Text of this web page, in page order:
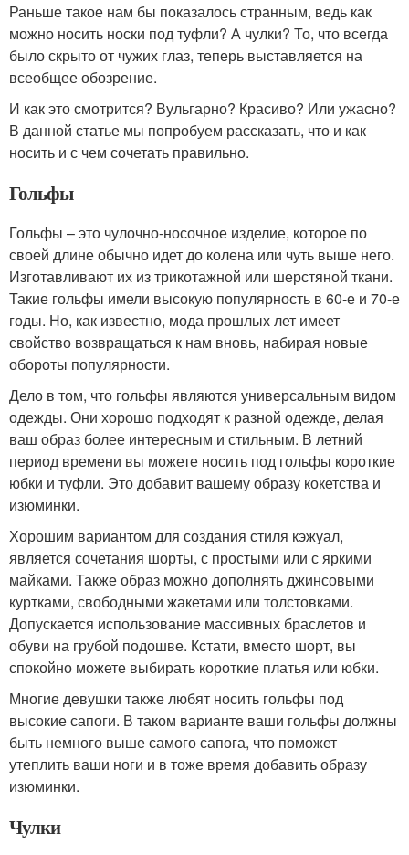
Раньше такое нам бы показалось странным, ведь как
можно носить носки под туфли? А чулки? То, что всегда
было скрыто от чужих глаз, теперь выставляется на
всеобщее обозрение.
И как это смотрится? Вульгарно? Красиво? Или ужасно?
В данной статье мы попробуем рассказать, что и как
носить и с чем сочетать правильно.
Гольфы
Гольфы – это чулочно-носочное изделие, которое по
своей длине обычно идет до колена или чуть выше него.
Изготавливают их из трикотажной или шерстяной ткани.
Такие гольфы имели высокую популярность в 60-е и 70-е
годы. Но, как известно, мода прошлых лет имеет
свойство возвращаться к нам вновь, набирая новые
обороты популярности.
Дело в том, что гольфы являются универсальным видом
одежды. Они хорошо подходят к разной одежде, делая
ваш образ более интересным и стильным. В летний
период времени вы можете носить под гольфы короткие
юбки и туфли. Это добавит вашему образу кокетства и
изюминки.
Хорошим вариантом для создания стиля кэжуал,
является сочетания шорты, с простыми или с яркими
майками. Также образ можно дополнять джинсовыми
куртками, свободными жакетами или толстовками.
Допускается использование массивных браслетов и
обуви на грубой подошве. Кстати, вместо шорт, вы
спокойно можете выбирать короткие платья или юбки.
Многие девушки также любят носить гольфы под
высокие сапоги. В таком варианте ваши гольфы должны
быть немного выше самого сапога, что поможет
утеплить ваши ноги и в тоже время добавить образу
изюминки.
Чулки